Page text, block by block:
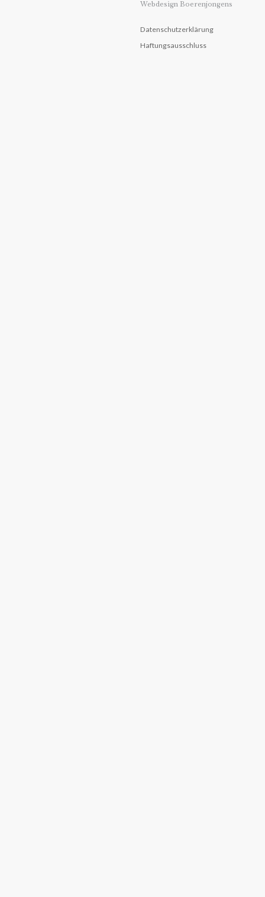
Webdesign Boerenjongens
Datenschutzerklärung
Haftungsausschluss